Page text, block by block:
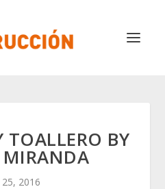
TOALLERO BY
25, 2016